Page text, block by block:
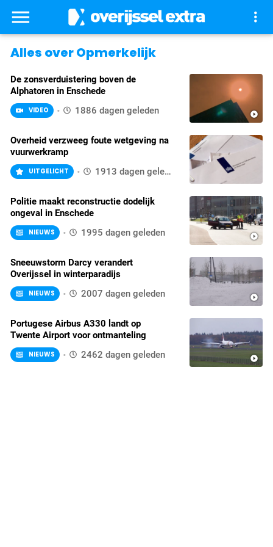
menu more_vert
Alles over Opmerkelijk
play_circle_filled
De zonsverduistering boven de
Alphatoren in Enschede
VIDEO 1886 dagen geleden
Overheid verzweeg foute wetgeving na
vuurwerkramp
UITGELICHT 1913 dagen geleden
play_circle_filled
Politie maakt reconstructie dodelijk
ongeval in Enschede
NIEUWS 1995 dagen geleden
play_circle_filled
Sneeuwstorm Darcy verandert
Overijssel in winterparadijs
NIEUWS 2007 dagen geleden
play_circle_filled
Portugese Airbus A330 landt op
Twente Airport voor ontmanteling
NIEUWS 2462 dagen geleden